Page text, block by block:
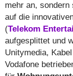
mehr an,
auf die
(Telekom
aufgesplittet und
Unitymedia,
Vodafone